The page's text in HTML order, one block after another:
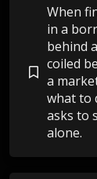
When
in a
behind
coiled
a
what to
asks to
alone.